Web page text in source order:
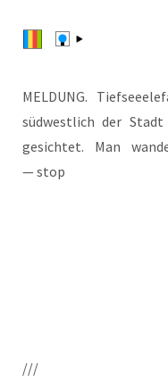
MELDUNG.
süd­west­lich der
gesich­tet. Man
— stop
///